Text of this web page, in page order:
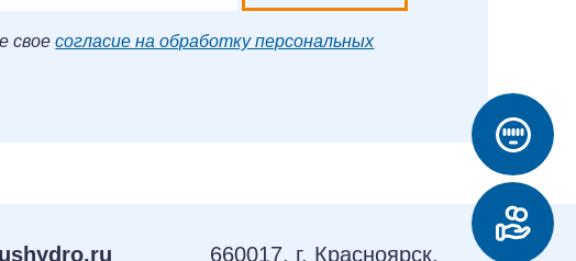
своесогласие на обработку персональных
660017, г. Красноярск,